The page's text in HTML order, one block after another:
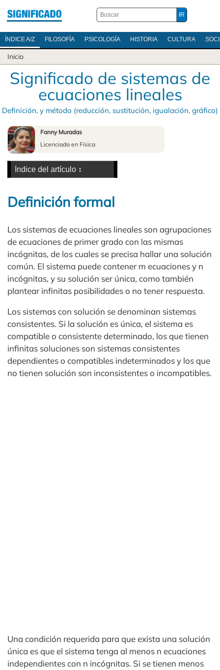
ÍNDICE A/Z FILOSOFÍA PSICOLOGÍA HISTORIA CULTURA
Inicio
Significado de sistemas de
ecuaciones lineales
Definición, y método (reducción, sustitución, igualación, gráfico)
Fanny Muradas
Licenciada en Física
Definición formal
Los sistemas de ecuaciones lineales son agrupaciones
de ecuaciones de primer grado con las mismas
incógnitas, de los cuales se precisa hallar una solución
común. El sistema puede contener m ecuaciones y n
incógnitas, y su solución ser única, como también
plantear infinitas posibilidades o no tener respuesta.
Los sistemas con solución se denominan sistemas
consistentes. Si la solución es única, el sistema es
compatible o consistente determinado, los que tienen
infinitas soluciones son sistemas consistentes
dependientes o compatibles indeterminados y los que
no tienen solución son inconsistentes o incompatibles.
Una condición requerida para que exista una solución
única es que el sistema tenga al menos n ecuaciones
independientes con n incógnitas. Si se tienen menos